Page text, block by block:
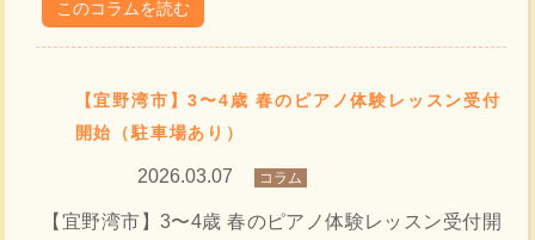
このコラムを読む
【宜野湾市】3〜4歳 春のピアノ体験レッスン受付
開始（駐車場あり）
2026.03.07 コラム
【宜野湾市】3〜4歳 春のピアノ体験レッスン受付開